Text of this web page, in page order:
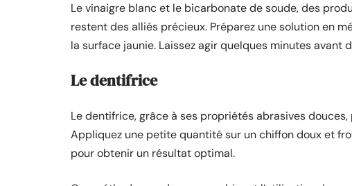
Le vinaigre blanc et le bicarbonate de soude, des
restent des alliés précieux. Préparez une solution en
la surface jaunie. Laissez agir quelques minutes avant
Le dentifrice
Le dentifrice, grâce à ses propriétés abrasives
Appliquez une petite quantité sur un chiffon doux et
pour obtenir un résultat optimal.